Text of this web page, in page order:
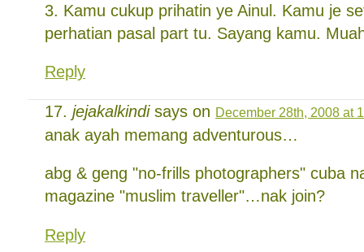
3. Kamu cukup prihatin ye Ainul. Kamu je
perhatian pasal part tu. Sayang kamu.
Reply
jejakalkindisays on December 28th, 2008 at
anak ayah memang adventurous…
abg & geng "no-frills photographers" cuba
magazine "muslim traveller"…nak join?
Reply